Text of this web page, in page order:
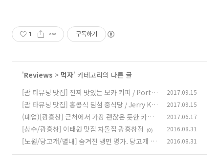
1 구독하기
'Reviews > 먹자' 카테고리의 다른 글
[괌 타뮤닝 맛집] 진짜 맛있는 모카 커피 / Port o
f Mocha
(0)
2017.09.15
[괌 타뮤닝 맛집] 홍콩식 딤섬 중식당 / Jerry Kit
chen (0)
2017.09.15
(폐업)[광흥창] 근처에서 가장 괜찮은 듯한 카페
유노이아 (EUNOIA)
(0)
2017.06.17
[상수/광흥창] 이태원 맛집 차돌집 광흥창점 (0) 2016.08.31
[노원/당고개/별내] 숨겨진 냉면 명가. 당고개 냉
2016.08.31